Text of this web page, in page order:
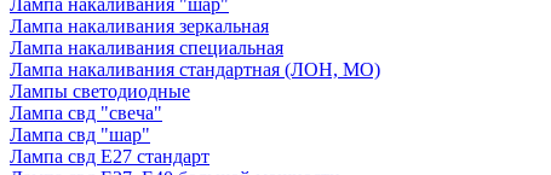
Лампа накаливания "шар"
Лампа накаливания зеркальная
Лампа накаливания специальная
Лампа накаливания стандартная (ЛОН, МО)
Лампы светодиодные
Лампа свд "свеча"
Лампа свд "шар"
Лампа свд E27 стандарт